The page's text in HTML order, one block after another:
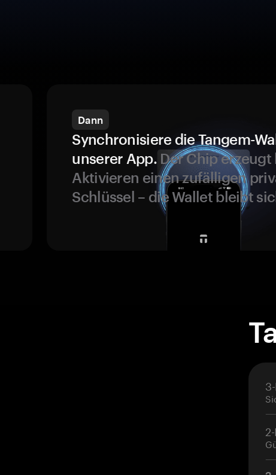
Dann
Synchronisiere die Tangem-
unserer App.Der Chip erzeugt
Aktivieren einen zufälligen
Schlüssel – die Wallet bleibt